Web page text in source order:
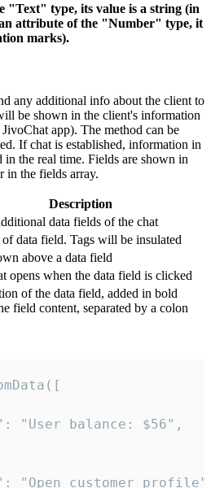
"Text" type, its value is a string (in
attribute of the "Number" type, it
marks).
any additional info about the client to
be shown in the client's information
app). The method can be
If chat is established, information in
the real time. Fields are shown in
in the fields array.
Description
data fields of the chat
data field. Tags will be insulated
above a data field
opens when the data field is clicked
of the data field, added in bold
field content, separated by a colon
"User balance: $56",
"Open customer